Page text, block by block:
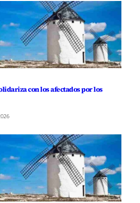
con los afectados por los